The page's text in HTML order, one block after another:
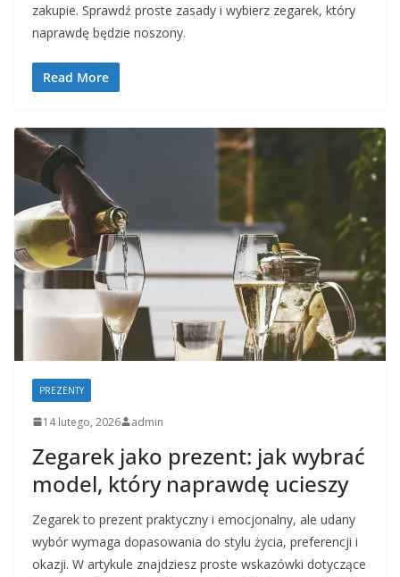
zakupie. Sprawdź proste zasady i wybierz zegarek, który
naprawdę będzie noszony.
Read More
PREZENTY
14 lutego, 2026 admin
Zegarek jako prezent: jak wybrać
model, który naprawdę ucieszy
Zegarek to prezent praktyczny i emocjonalny, ale udany
wybór wymaga dopasowania do stylu życia, preferencji i
okazji. W artykule znajdziesz proste wskazówki dotyczące